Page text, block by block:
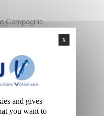
Compagnie
et Qualité
X
and gives
you want to